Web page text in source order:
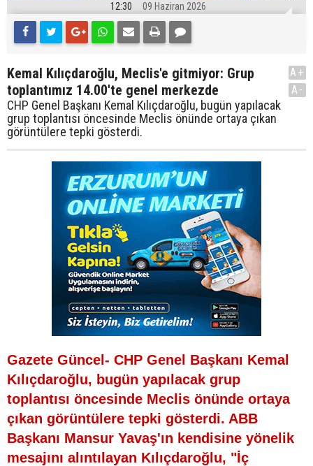
12:30 09 Haziran 2026
Kemal Kılıçdaroğlu, Meclis'e gitmiyor: Grup
toplantımız 14.00'te genel merkezde
CHP Genel Başkanı Kemal Kılıçdaroğlu, bugün yapılacak
grup toplantısı öncesinde Meclis önünde ortaya çıkan
görüntülere tepki gösterdi.
A+
A-
Gazete Güncel- CHP Genel Başkanı Kemal
Kılıçdaroğlu, bugün yapılacak grup
toplantısı öncesinde Meclis önünde ortaya
çıkan görüntülere tepki gösterdi. ABB
Başkanı Mansur Yavaş'ın kendisine yönelik
mesajını alıntılayan Kılıçdaroğlu, "İç